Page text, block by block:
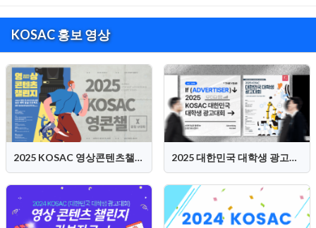
KOSAC 홍보 영상
2025 KOSAC 영상콘텐츠챌린지 홍보영상 2025 대한민국 대학생 광고대회 (KOSAC) 홍보영상